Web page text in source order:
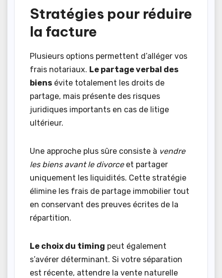
Stratégies pour réduire
la facture
Plusieurs options permettent d’alléger vos
frais notariaux. Le partage verbal des
biens évite totalement les droits de
partage, mais présente des risques
juridiques importants en cas de litige
ultérieur.
Une approche plus sûre consiste à vendre
les biens avant le divorceet partager
uniquement les liquidités. Cette stratégie
élimine les frais de partage immobilier tout
en conservant des preuves écrites de la
répartition.
Le choix du timing peut également
s’avérer déterminant. Si votre séparation
est récente, attendre la vente naturelle